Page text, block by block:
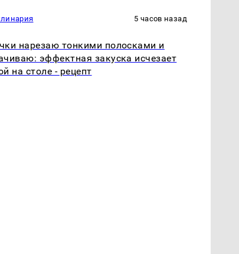
5 часов назад
нарезаю тонкими полосками и
эффектная закуска исчезает
на столе - рецепт